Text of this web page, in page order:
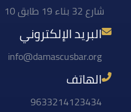
شارع 32 بناء 19 طابق 10
البريد الإلكتروني
info@damascusbar.org
الهاتف
9633214123434